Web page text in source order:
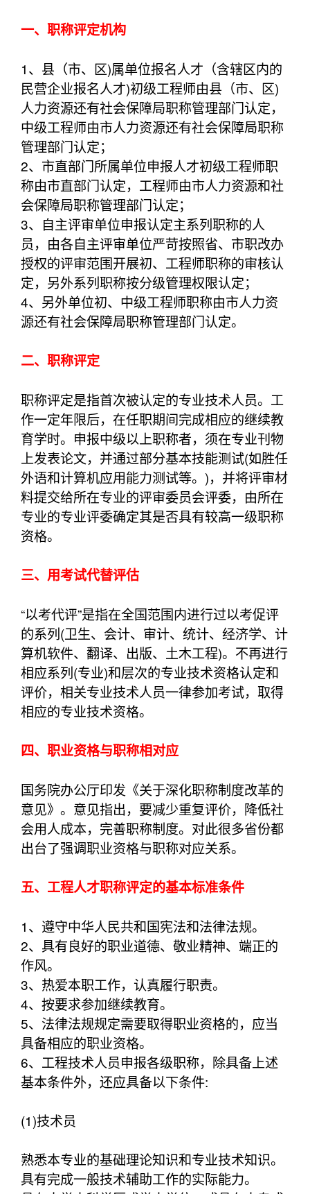
一、职称评定机构
1、县（市、区)属单位报名人才（含辖区内的
民营企业报名人才)初级工程师由县（市、区)
人力资源还有社会保障局职称管理部门认定，
中级工程师由市人力资源还有社会保障局职称
管理部门认定；
2、市直部门所属单位申报人才初级工程师职
称由市直部门认定，工程师由市人力资源和社
会保障局职称管理部门认定；
3、自主评审单位申报认定主系列职称的人
员，由各自主评审单位严苛按照省、市职改办
授权的评审范围开展初、工程师职称的审核认
定，另外系列职称按分级管理权限认定；
4、另外单位初、中级工程师职称由市人力资
源还有社会保障局职称管理部门认定。
二、职称评定
职称评定是指首次被认定的专业技术人员。工
作一定年限后，在任职期间完成相应的继续教
育学时。申报中级以上职称者，须在专业刊物
上发表论文，并通过部分基本技能测试(如胜任
外语和计算机应用能力测试等。)，并将评审材
料提交给所在专业的评审委员会评委，由所在
专业的专业评委确定其是否具有较高一级职称
资格。
三、用考试代替评估
“以考代评”是指在全国范围内进行过以考促评
的系列(卫生、会计、审计、统计、经济学、计
算机软件、翻译、出版、土木工程)。不再进行
相应系列(专业)和层次的专业技术资格认定和
评价，相关专业技术人员一律参加考试，取得
相应的专业技术资格。
四、职业资格与职称相对应
国务院办公厅印发《关于深化职称制度改革的
意见》。意见指出，要减少重复评价，降低社
会用人成本，完善职称制度。对此很多省份都
出台了强调职业资格与职称对应关系。
五、工程人才职称评定的基本标准条件
1、遵守中华人民共和国宪法和法律法规。
2、具有良好的职业道德、敬业精神、端正的
作风。
3、热爱本职工作，认真履行职责。
4、按要求参加继续教育。
5、法律法规规定需要取得职业资格的，应当
具备相应的职业资格。
6、工程技术人员申报各级职称，除具备上述
基本条件外，还应具备以下条件:
(1)技术员
熟悉本专业的基础理论知识和专业技术知识。
具有完成一般技术辅助工作的实际能力。